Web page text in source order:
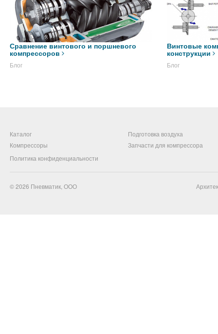
Сравнение винтового и поршневого
компрессоров
Блог
Винтовые
конструкции
Блог
Каталог
Компрессоры
Подготовка воздуха
Запчасти для компрессора
Политика конфиденциальности
© 2026 Пневматик, ООО